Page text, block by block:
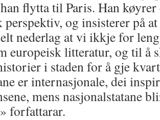
flytta til Paris. Han
perspektiv, og insisterer på
nederlag at vi ikkje for
europeisk litteratur, og til å
i staden for å gje
er internasjonale, dei
mens nasjonalstatane
forfattarar.